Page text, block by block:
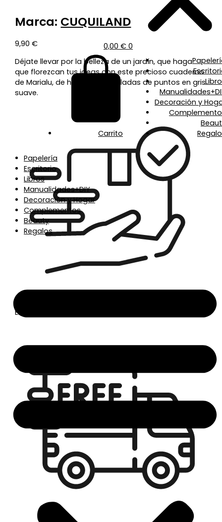
0,00 € 0
Carrito
Decoración y
Papelería
Escritorio
Libros
Manualidades+DIY
Decoración y Hogar
Complementos
Beauty
Regalos
Marca: CUQUILAND
9,90€
Déjate llevar por la belleza de un jardín, que haga
que florezcan tus ideas con este precioso cuaderno
de Marialu, de hojas cuadriculadas de puntos en gris
suave.
Envío en 24/48h